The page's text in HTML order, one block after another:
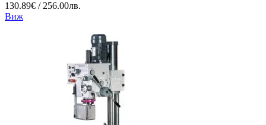
130.89€ / 256.00лв.
Виж